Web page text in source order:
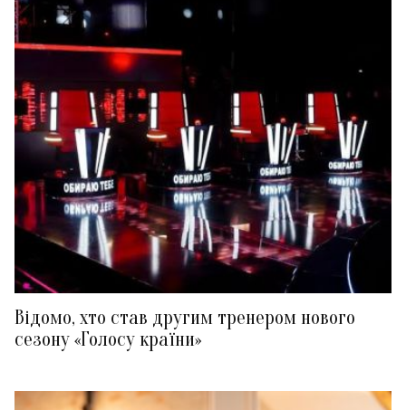
Відомо, хто став другим тренером нового
сезону «Голосу країни»